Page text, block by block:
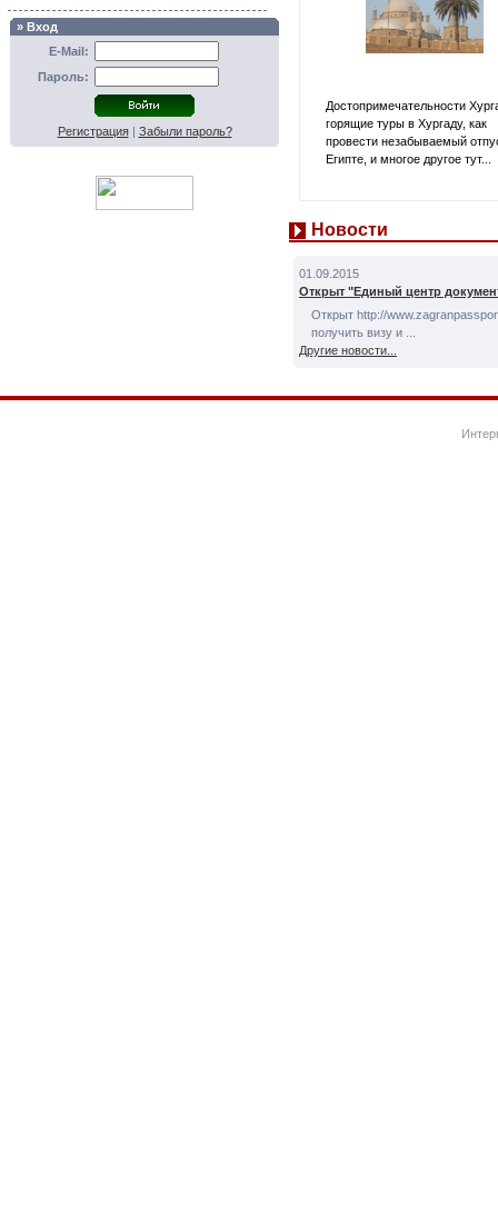
» Вход
E-Mail:
Пароль:
Регистрация| Забыли пароль?
Достопримечательности
горящие туры в Хургаду, как
провести незабываемый
Египте, и многое другое тут...
Новости
01.09.2015
Открыт "Единый центр
Открыт http://
получить визу и ...
Другие новости...